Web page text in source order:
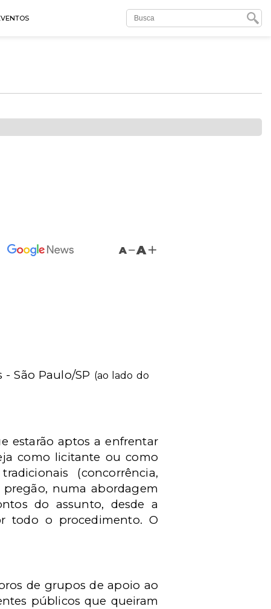
A A
- São Paulo/SP (ao lado do
estarão aptos a enfrentar
como licitante ou como
(concorrência,
numa abordagem
do assunto, desde a
todo o procedimento. O
de grupos de apoio ao
públicos que queiram